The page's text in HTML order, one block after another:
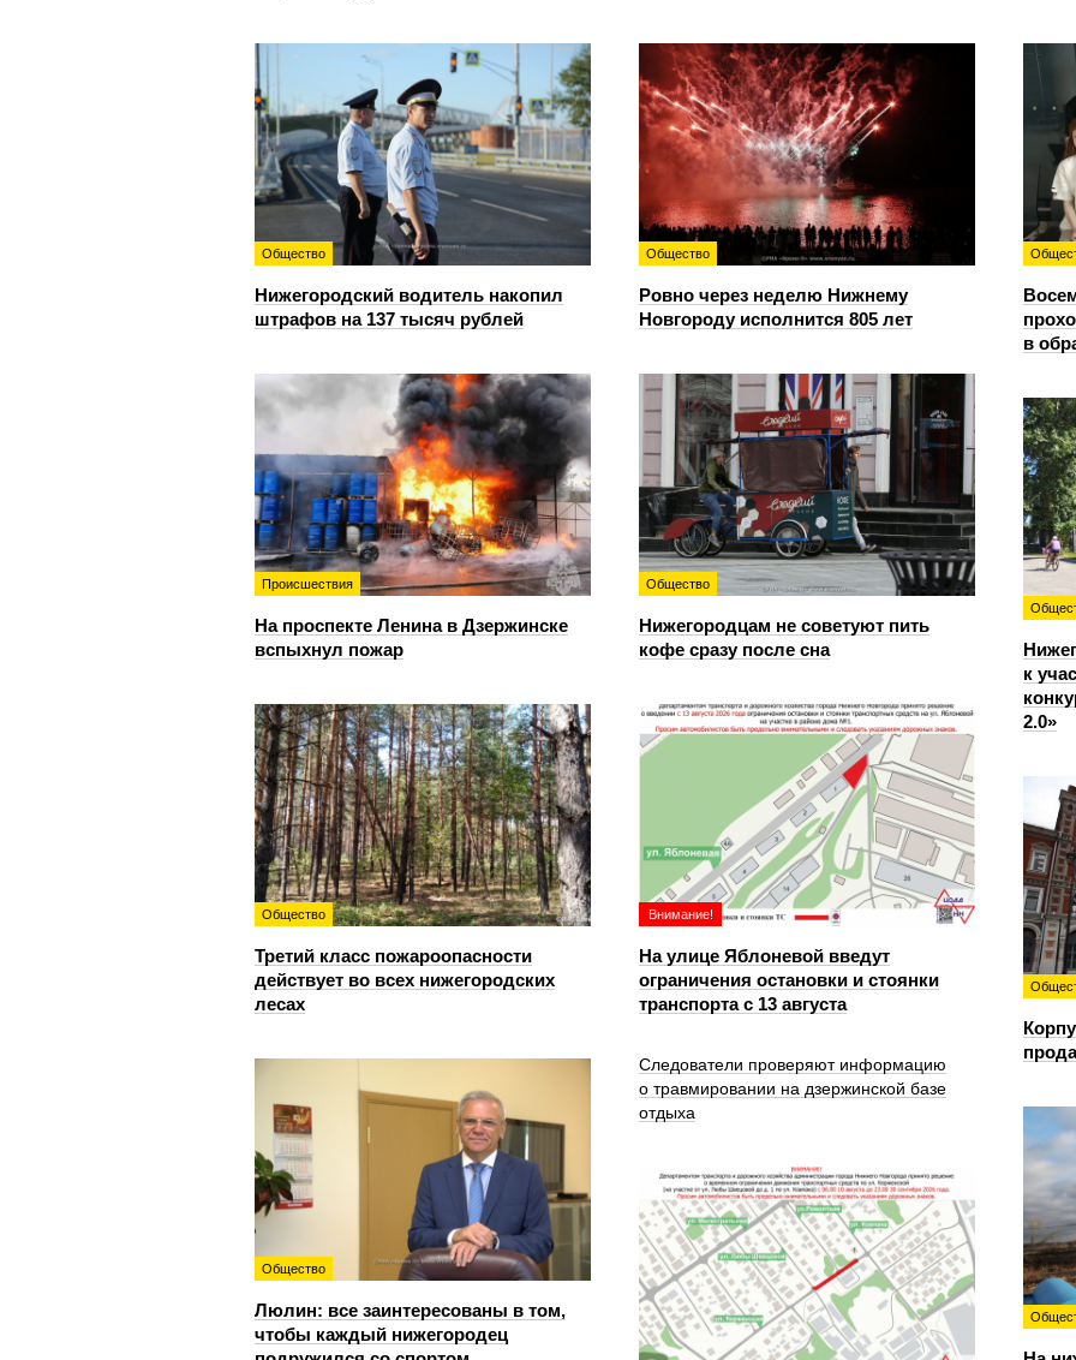
Общество
Нижегородский водитель накопил
штрафов на 137 тысяч рублей
Общество
Ровно через неделю Нижнему
Новгороду исполнится 805 лет
в
Происшествия
На проспекте Ленина в Дзержинске
вспыхнул пожар
Общество
Нижегородцам не советуют пить
кофе сразу после сна
к
2.0»
Общество
Третий класс пожароопасности
действует во всех нижегородских
лесах
Внимание!
На улице Яблоневой введут
ограничения остановки и стоянки
транспорта с 13 августа
Общество
Люлин: все заинтересованы в том,
чтобы каждый нижегородец
Следователи проверяют информацию
о травмировании на дзержинской базе
отдыха